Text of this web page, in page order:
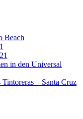
Beach
in den Universal
Tintoreras – Santa Cruz